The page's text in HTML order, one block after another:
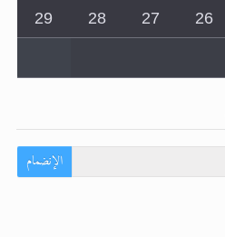
26
27
28
29
الإنضمام